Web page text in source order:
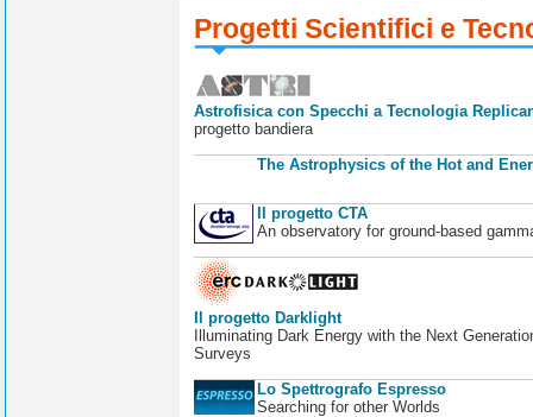
Progetti Scientifici e
Astrofisica con Specchi a Tecnologia
progetto bandiera
The Astrophysics of the Hot and
Il progetto CTA
An observatory for ground-based
Il progetto Darklight
Illuminating Dark Energy with the Next
Surveys
Lo Spettrografo Espresso
Searching for other Worlds